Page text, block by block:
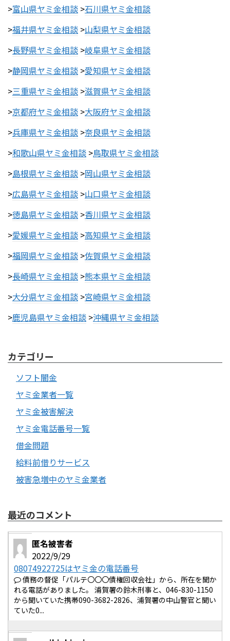
>富山県ヤミ金相談 >石川県ヤミ金相談
>福井県ヤミ金相談 >山梨県ヤミ金相談
>長野県ヤミ金相談 >岐阜県ヤミ金相談
>静岡県ヤミ金相談 >愛知県ヤミ金相談
>三重県ヤミ金相談 >滋賀県ヤミ金相談
>京都府ヤミ金相談 >大阪府ヤミ金相談
>兵庫県ヤミ金相談 >奈良県ヤミ金相談
>和歌山県ヤミ金相談 >鳥取県ヤミ金相談
>島根県ヤミ金相談 >岡山県ヤミ金相談
>広島県ヤミ金相談 >山口県ヤミ金相談
>徳島県ヤミ金相談 >香川県ヤミ金相談
>愛媛県ヤミ金相談 >高知県ヤミ金相談
>福岡県ヤミ金相談 >佐賀県ヤミ金相談
>長崎県ヤミ金相談 >熊本県ヤミ金相談
>大分県ヤミ金相談 >宮崎県ヤミ金相談
>鹿児島県ヤミ金相談 >沖縄県ヤミ金相談
カテゴリー
ソフト闇金
ヤミ金業者一覧
ヤミ金被害解決
ヤミ金電話番号一覧
借金問題
給料前借りサービス
被害急増中のヤミ金業者
最近のコメント
匿名被害者
2022/9/29
08074922725はヤミ金の電話番号
債務の督促「パルテ〇〇〇債権回収会社」から、所在を聞か
れる電話がありました。 浦賀署の鈴木刑事と、046-830-1150
から聞いていた携帯090-3682-2826、浦賀署の中山警官と聞い
ていた0...